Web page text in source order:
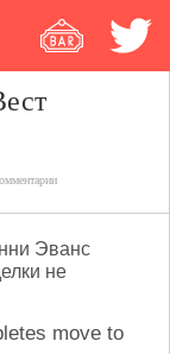
Эванс
не
move to